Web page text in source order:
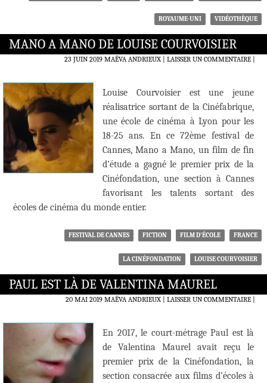
ROYAUME-UNI VIDÉOTHÈQUE
MANO A MANO DE LOUISE COURVOISIER
23 JUIN 2019 MAËVA ANDRIEUX LAISSER UN COMMENTAIRE|
Louise Courvoisier est une jeune
réalisatrice sortant de la Cinéfabrique,
une école de cinéma à Lyon pour les
18-25 ans. En ce 72ème festival de
Cannes, Mano a Mano, un film de fin
d’étude a gagné le premier prix de la
Cinéfondation, une section à Cannes
favorisant les talents sortant des
écoles de cinéma du monde entier.
FESTIVAL DE CANNES FICTION FILM D'ÉCOLE FRANCE
LA CINÉFONDATION LOUISE COURVOISIER
PAUL EST LÀ DE VALENTINA MAUREL
20 MAI 2019 MAËVA ANDRIEUX LAISSER UN COMMENTAIRE|
En 2017, le court-métrage Paul est là
de Valentina Maurel avait reçu le
premier prix de la Cinéfondation, la
section consacrée aux films d’écoles à